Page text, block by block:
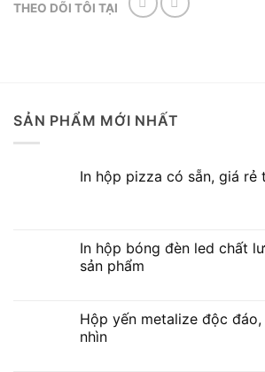
THEO DÕI TÔI TẠI
SẢN PHẨM MỚI NHẤT
In hộp pizza có sẵn, giá rẻ
In hộp bóng đèn led chất
sản phẩm
Hộp yến metalize độc
nhìn